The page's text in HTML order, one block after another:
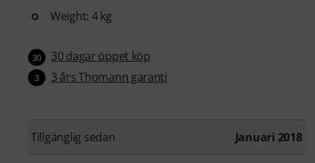
Weight: 4 kg
30 30 dagar öppet köp
3 3 års Thomann garanti
Tillgänglig sedan Januari 2018